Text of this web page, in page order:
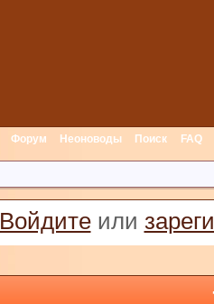
Форум Неоноводы Поиск FAQ
Войдитеили